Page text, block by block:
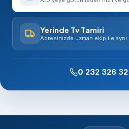
Yerinde Tv Tamiri
Adresinizde uzman ekip ile aynı
0 232 326